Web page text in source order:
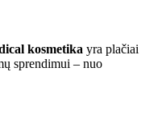
kosmetika yra plačiai
sprendimui – nuo